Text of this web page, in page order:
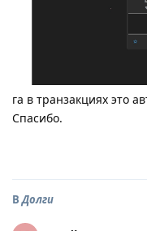
га в транзакциях это
Спасибо.
ВДолги